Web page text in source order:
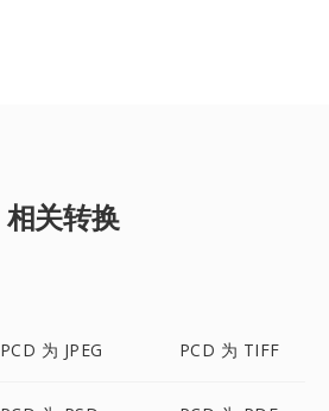
相关转换
PCD 为 JPEG PCD 为 TIFF